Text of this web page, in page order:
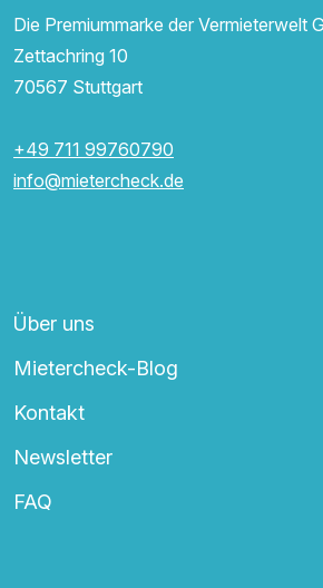
Die Premiummarke der Vermieterwelt
Zettachring 10
70567 Stuttgart
+49 711 99760790
info@mietercheck.de
Über uns
Mietercheck-Blog
Kontakt
Newsletter
FAQ